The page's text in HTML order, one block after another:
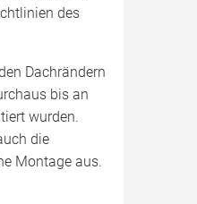
des
Dachrändern
bis an
wurden.
die
Montage aus.